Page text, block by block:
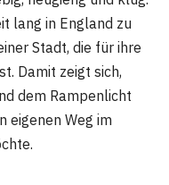
lang in England zu
Stadt, die für ihre
Damit zeigt sich,
dem Rampenlicht
eigenen Weg im